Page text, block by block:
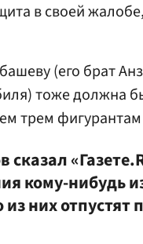
в своей
(его брат
тоже должна
трем
кому-нибудь
них отпустят